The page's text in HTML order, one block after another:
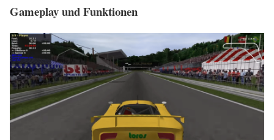
Gameplay und Funktionen